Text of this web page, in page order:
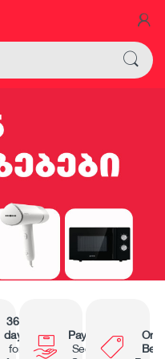
365
days
for
Payment
Secure
Only
Best